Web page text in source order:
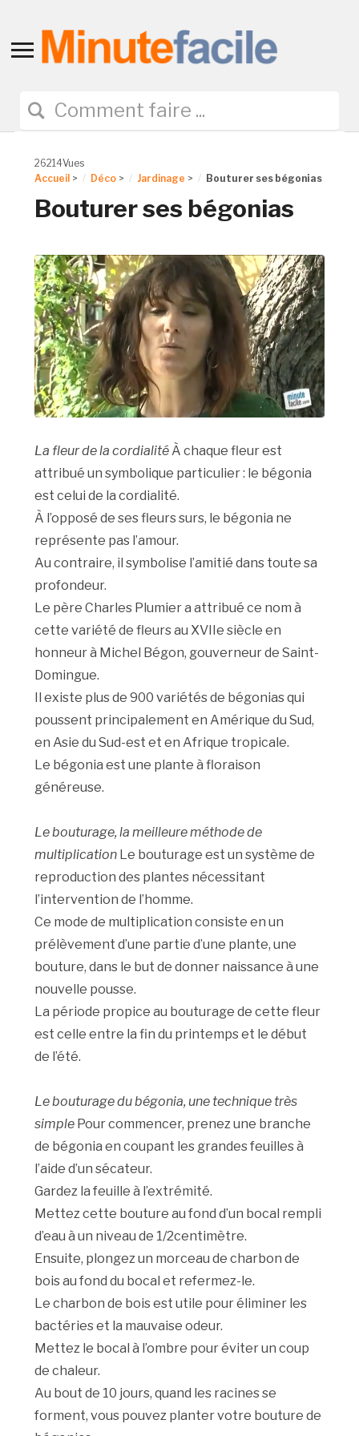
Toggle
navigation
26214Vues
Accueil > Déco > Jardinage > Bouturer ses bégonias
Bouturer ses bégonias
La fleur de la cordialitéÀ chaque fleur est
attribué un symbolique particulier : le bégonia
est celui de la cordialité.
À l’opposé de ses fleurs surs, le bégonia ne
représente pas l’amour.
Au contraire, il symbolise l’amitié dans toute sa
profondeur.
Le père Charles Plumier a attribué ce nom à
cette variété de fleurs au XVIIe siècle en
honneur à Michel Bégon, gouverneur de Saint-
Domingue.
Il existe plus de 900 variétés de bégonias qui
poussent principalement en Amérique du Sud,
en Asie du Sud-est et en Afrique tropicale.
Le bégonia est une plante à floraison
généreuse.
Le bouturage, la meilleure méthode de
multiplication Le bouturage est un système de
reproduction des plantes nécessitant
l’intervention de l’homme.
Ce mode de multiplication consiste en un
prélèvement d’une partie d’une plante, une
bouture, dans le but de donner naissance à une
nouvelle pousse.
La période propice au bouturage de cette fleur
est celle entre la fin du printemps et le début
de l’été.
Le bouturage du bégonia, une technique très
simple Pour commencer, prenez une branche
de bégonia en coupant les grandes feuilles à
l’aide d’un sécateur.
Gardez la feuille à l’extrémité.
Mettez cette bouture au fond d’un bocal rempli
d’eau à un niveau de 1/2centimètre.
Ensuite, plongez un morceau de charbon de
bois au fond du bocal et refermez-le.
Le charbon de bois est utile pour éliminer les
bactéries et la mauvaise odeur.
Mettez le bocal à l’ombre pour éviter un coup
de chaleur.
Au bout de 10 jours, quand les racines se
forment, vous pouvez planter votre bouture de